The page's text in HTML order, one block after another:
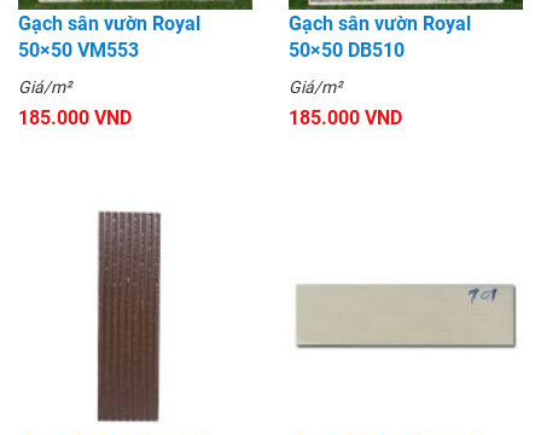
Gạch sân vườn Royal
50×50 VM553
Giá/m²
185.000 VND
Gạch sân vườn Royal
50×50 DB510
Giá/m²
185.000 VND